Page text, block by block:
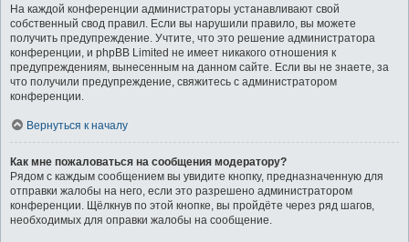
На каждой конференции администраторы устанавливают свой
собственный свод правил. Если вы нарушили правило, вы можете
получить предупреждение. Учтите, что это решение администратора
конференции, и phpBB Limited не имеет никакого отношения к
предупреждениям, вынесенным на данном сайте. Если вы не знаете, за
что получили предупреждение, свяжитесь с администратором
конференции.
Вернуться к началу
Как мне пожаловаться на сообщения модератору?
Рядом с каждым сообщением вы увидите кнопку, предназначенную для
отправки жалобы на него, если это разрешено администратором
конференции. Щёлкнув по этой кнопке, вы пройдёте через ряд шагов,
необходимых для оправки жалобы на сообщение.